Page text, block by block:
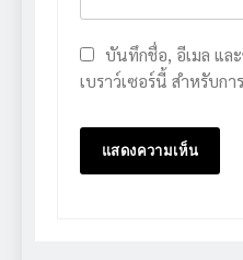
บันทึกชื่อ, อีเมล แล
เบราว์เซอร์นี้ สำหรับก